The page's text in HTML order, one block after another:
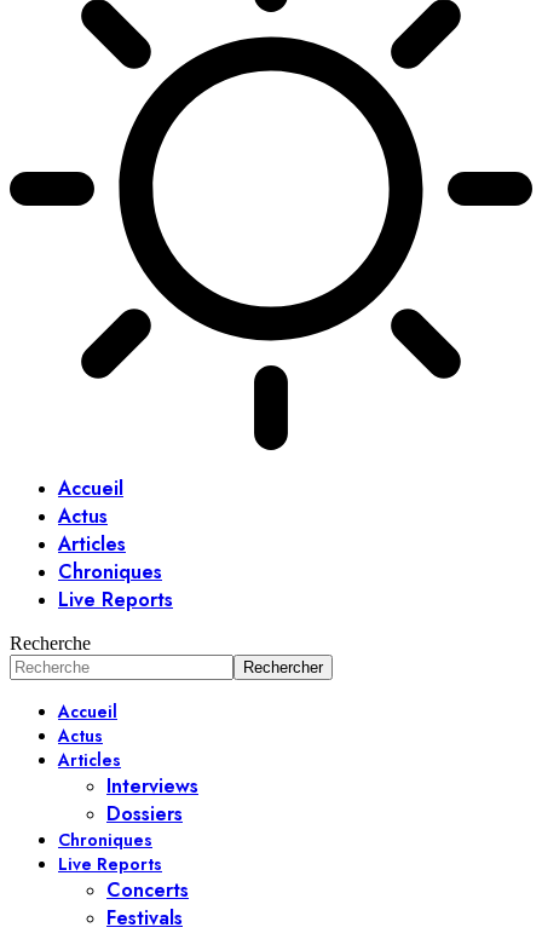
Accueil
Actus
Articles
Chroniques
Live Reports
Recherche
Accueil
Actus
Articles
Interviews
Dossiers
Chroniques
Live Reports
Concerts
Festivals